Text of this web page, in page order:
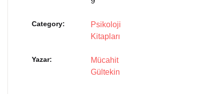
Category:
Psikoloji
Kitapları
Yazar
Mücahit
Gültekin